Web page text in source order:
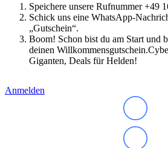
Speichere unsere Rufnummer +49
Schick uns eine WhatsApp-
„Gutschein“.
Boom! Schon bist du am Start und
deinen
Giganten, Deals für Helden!
Anmelden